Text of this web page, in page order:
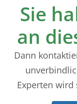
Sie
an
Dann
Experten